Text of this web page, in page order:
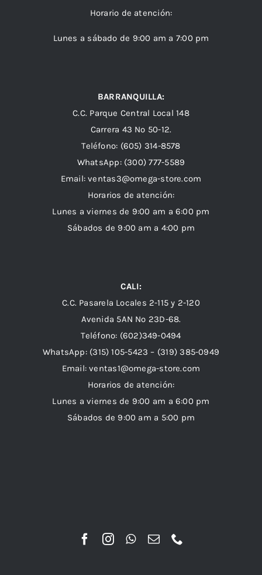
Horario de atención:
Lunes a sábado de 9:00 am a 7:00 pm
BARRANQUILLA:
C.C. Parque Central Local 148
Carrera 43 Nº 50-12.
Teléfono: (605) 314-8578
WhatsApp: (300) 777-5589
Email: ventas3@omega-store.com
Horarios de atención:
Lunes a viernes de 9:00 am a 6:00 pm
Sábados de 9:00 am a 4:00 pm
CALI:
C.C. Pasarela Locales 2-115 y 2-120
Avenida 5AN Nº 23D-68.
Teléfono: (602)349-0494
WhatsApp: (315) 105-5423 – (319) 385-0949
Email:ventas1@omega-store.com
Horarios de atención:
Lunes a viernes de 9:00 am a 6:00 pm
Sábados de 9:00 am a 5:00 pm